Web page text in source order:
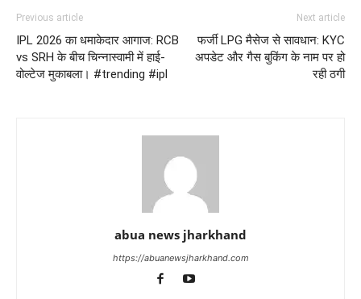
Previous article
IPL 2026 का धमाकेदार आगाज: RCB
vs SRH के बीच चिन्नास्वामी में हाई-
वोल्टेज मुकाबला। #trending #ipl
Next article
फर्जी LPG मैसेज से सावधान: KYC
अपडेट और गैस बुकिंग के नाम पर हो
रही ठगी
abua news jharkhand
https://abuanewsjharkhand.com